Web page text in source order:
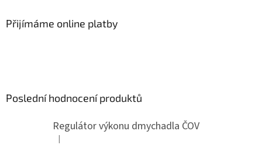
Přijímáme online platby
Poslední hodnocení produktů
Regulátor výkonu dmychadla ČOV
Hodnocení produktu je 5 z 5 hvězdiček.
|